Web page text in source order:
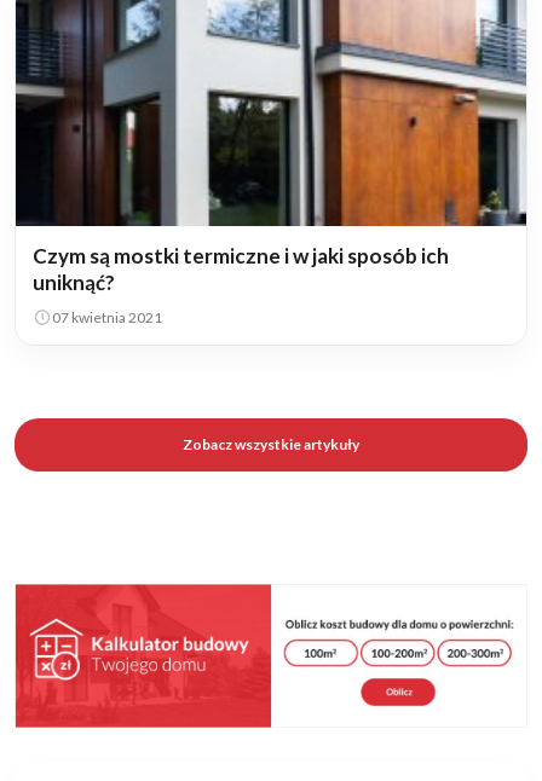
Czym są mostki termiczne i w jaki sposób ich
uniknąć?
07 kwietnia 2021
Zobacz wszystkie artykuły